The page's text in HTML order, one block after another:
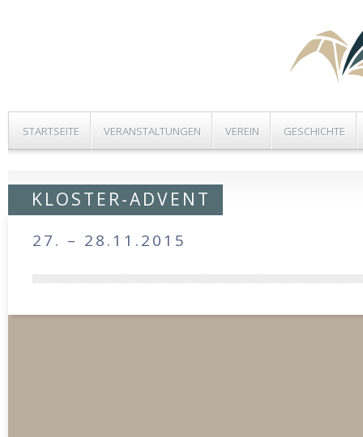
STARTSEITE VERANSTALTUNGEN VEREIN GESCHICHTE
KLOSTER-ADVENT
27. – 28.11.2015